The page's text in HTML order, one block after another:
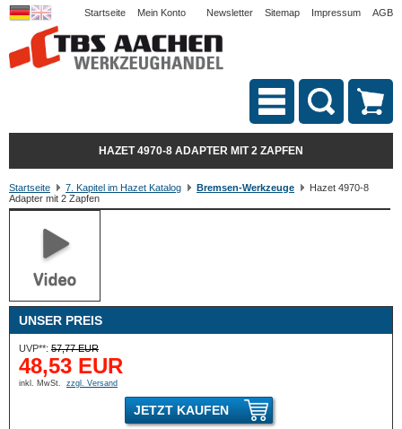
Startseite Mein Konto Newsletter Sitemap Impressum AGB
HAZET 4970-8 ADAPTER MIT 2 ZAPFEN
Startseite 7. Kapitel im Hazet Katalog Bremsen-Werkzeuge
Hazet 4970-8
Adapter mit 2 Zapfen
UNSER PREIS
UVP**: 57,77 EUR
48,53 EUR
inkl. MwSt. zzgl. Versand
JETZT KAUFEN